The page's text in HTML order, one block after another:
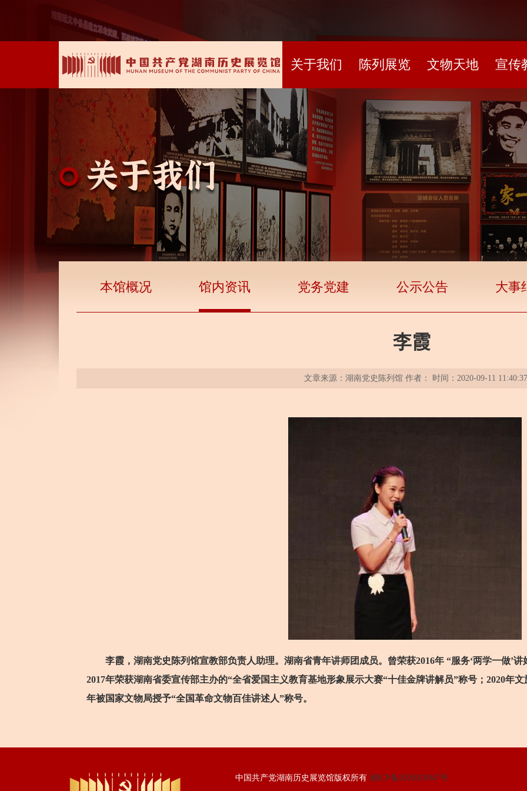
关于我们 陈列展览 文物天地 宣传
本馆概况 馆内资讯 党务党建 公示公告 大事
李霞
文章来源：湖南党史陈列馆 作者： 时间：2020-09-11 11:40:37
李霞，湖南党史陈列馆宣教部负责人助理。湖南省青年讲师团成员。曾荣获2016年 “服务‘两学一做’
2017年荣获湖南省委宣传部主办的“全省爱国主义教育基地形象展示大赛“十佳金牌讲解员”称号；2020年
年被国家文物局授予“全国革命文物百佳讲述人”称号。
中国共产党湖南历史展览馆版权所有 湘ICP备2020018947号